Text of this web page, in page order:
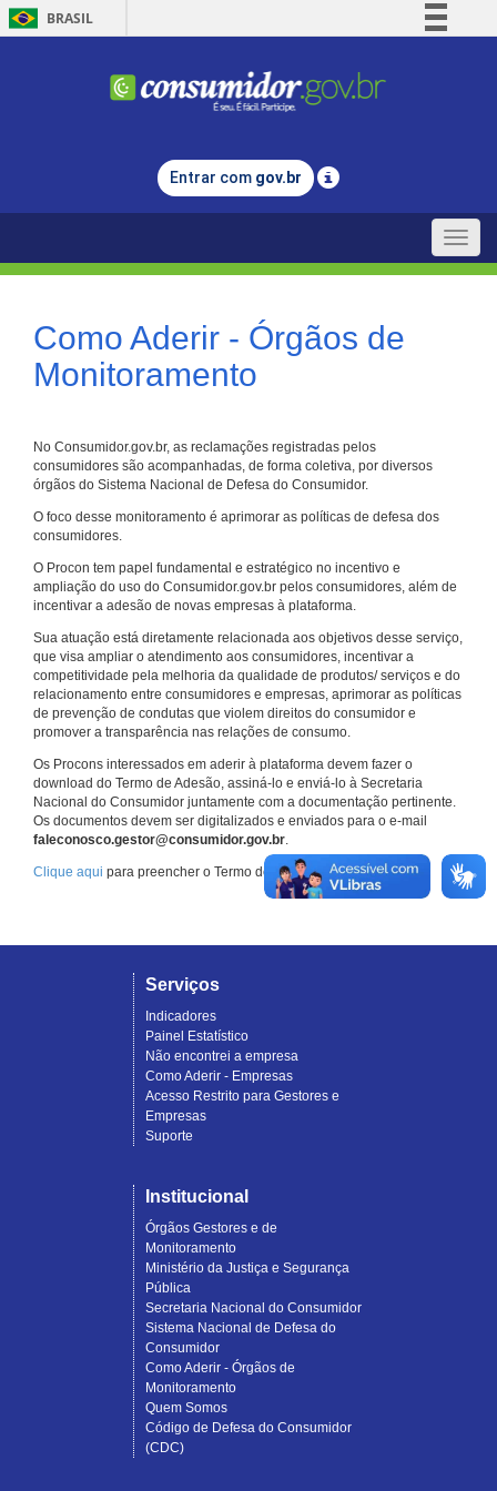
BRASIL
Comunica BR
Legislação
Entrar com gov.br
Toggle
Como Aderir - Órgãos de
Monitoramento
No Consumidor.gov.br, as reclamações registradas pelos
consumidores são acompanhadas, de forma coletiva, por diversos
órgãos do Sistema Nacional de Defesa do Consumidor.
O foco desse monitoramento é aprimorar as políticas de defesa dos
consumidores.
O Procon tem papel fundamental e estratégico no incentivo e
ampliação do uso do Consumidor.gov.br pelos consumidores, além de
incentivar a adesão de novas empresas à plataforma.
Sua atuação está diretamente relacionada aos objetivos desse serviço,
que visa ampliar o atendimento aos consumidores, incentivar a
competitividade pela melhoria da qualidade de produtos/ serviços e do
relacionamento entre consumidores e empresas, aprimorar as políticas
de prevenção de condutas que violem direitos do consumidor e
promover a transparência nas relações de consumo.
Os Procons interessados em aderir à plataforma devem fazer o
download do Termo de Adesão, assiná-lo e enviá-lo à Secretaria
Nacional do Consumidor juntamente com a documentação pertinente.
Os documentos devem ser digitalizados e enviados para o e-mail
faleconosco.gestor@consumidor.gov.br.
Clique aqui para preencher o Termo de Adesão.
Serviços
Indicadores
Painel Estatístico
Não encontrei a empresa
Como Aderir - Empresas
Acesso Restrito para Gestores e
Empresas
Suporte
Institucional
Órgãos Gestores e de
Monitoramento
Ministério da Justiça e Segurança
Pública
Secretaria Nacional do Consumidor
Sistema Nacional de Defesa do
Consumidor
Como Aderir - Órgãos de
Monitoramento
Quem Somos
Código de Defesa do Consumidor
(CDC)